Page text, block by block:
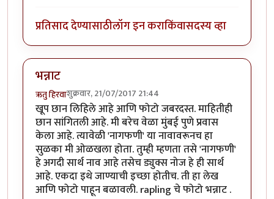
प्रतिसाद देण्यासाठीलॉग इन कराकिंवासदस्य व्हा
भन्नाट
ऋतु हिरवाशुक्रवार, 21/07/2017 21:44
खूप छान लिहिले आहे आणि फोटो जबरदस्त. माहितीही
छान सांगितली आहे. मी बरेच वेळा मुंबई पुणे प्रवास
केला आहे. त्यावेळी 'नागफणी' या नावावरूनच हा
सुळका मी ओळखला होता. तुम्ही म्हणता तसे 'नागफणी'
हे अगदी सार्थ नाव आहे तसेच ड्युक्स नोज हे ही सार्थ
आहे. एकदा इथे जाण्याची इच्छा होतीच. ती हा लेख
आणि फोटो पाहून बळावली. rapling चे फोटो भन्नाट .